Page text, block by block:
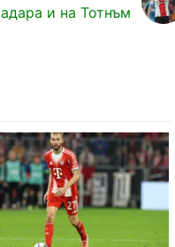
и на Тотнъм